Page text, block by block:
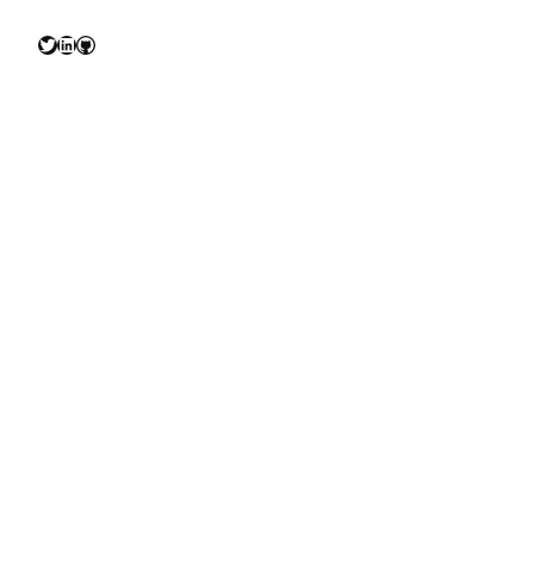
Twitter
LinkedIn
GitHub